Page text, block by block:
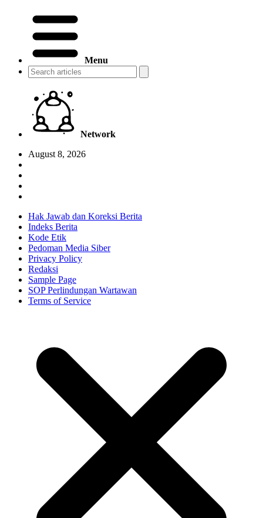
Menu
Network
August 8, 2026
Hak Jawab dan Koreksi Berita
Indeks Berita
Kode Etik
Pedoman Media Siber
Privacy Policy
Redaksi
Sample Page
SOP Perlindungan Wartawan
Terms of Service